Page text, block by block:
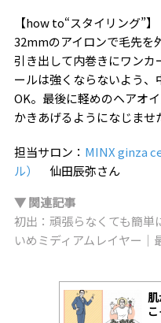
【how to“スタイリング”】
32mmのアイロンで毛先を
引き出して内巻きにワンカ
ールは強くならないよう
OK。最後に軽めのヘアオ
かきあげるようになじませ
担当サロン： MINX ginza
ル）
仙田辰弥さん
▼ 関連記事
初出：頑張らなくても簡
いめミディアムレイヤー｜